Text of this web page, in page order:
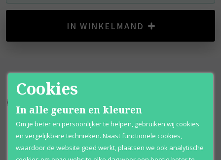
IN WINKELMAND
100% originele parfums Afhalen mogelijk
Qshops Keurmerk
Cookies
In alle geuren en kleuren
Om je beter en persoonlijker te helpen, gebruiken wij cookies
en vergelijkbare technieken. Naast functionele cookies,
waardoor de website goed werkt, plaatsen we ook analytische